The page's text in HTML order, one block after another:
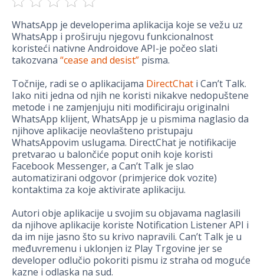
WhatsApp je developerima aplikacija koje se vežu uz
WhatsApp i proširuju njegovu funkcionalnost
koristeći nativne Androidove API-je počeo slati
takozvana “cease and desist” pisma.
Točnije, radi se o aplikacijama DirectChat i Can’t Talk.
Iako niti jedna od njih ne koristi nikakve nedopuštene
metode i ne zamjenjuju niti modificiraju originalni
WhatsApp klijent, WhatsApp je u pismima naglasio da
njihove aplikacije neovlašteno pristupaju
WhatsAppovim uslugama. DirectChat je notifikacije
pretvarao u balončiće poput onih koje koristi
Facebook Messenger, a Can’t Talk je slao
automatizirani odgovor (primjerice dok vozite)
kontaktima za koje aktivirate aplikaciju.
Autori obje aplikacije u svojim su objavama naglasili
da njihove aplikacije koriste Notification Listener API i
da im nije jasno što su krivo napravili. Can’t Talk je u
međuvremenu i uklonjen iz Play Trgovine jer se
developer odlučio pokoriti pismu iz straha od moguće
kazne i odlaska na sud.